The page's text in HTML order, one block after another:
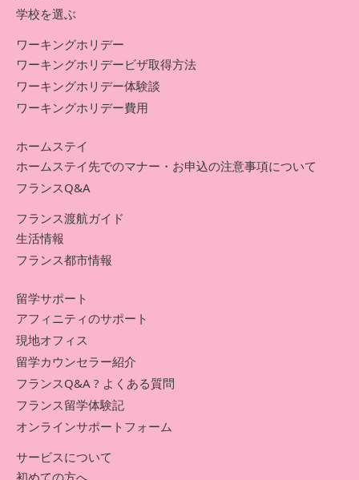
学校を選ぶ
ワーキングホリデー
ワーキングホリデービザ取得方法
ワーキングホリデー体験談
ワーキングホリデー費用
ホームステイ
ホームステイ先でのマナー・お申込の注意事項について
フランスQ&A
フランス渡航ガイド
生活情報
フランス都市情報
留学サポート
アフィニティのサポート
現地オフィス
留学カウンセラー紹介
フランスQ&A ? よくある質問
フランス留学体験記
オンラインサポートフォーム
サービスについて